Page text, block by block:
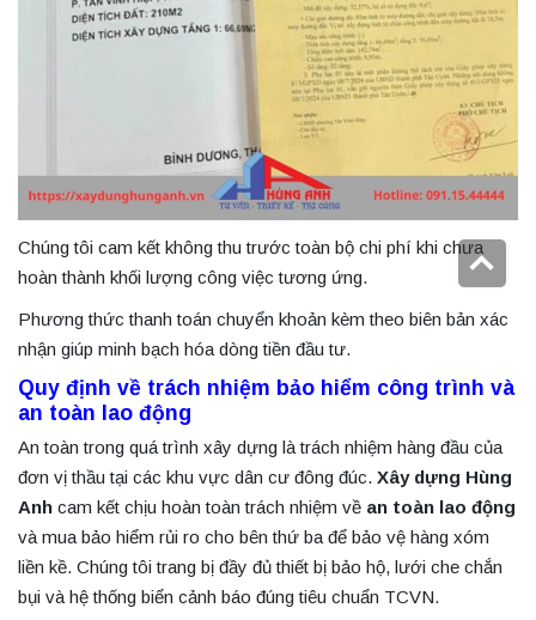
Chúng tôi cam kết không thu trước toàn bộ chi phí khi chưa
hoàn thành khối lượng công việc tương ứng.
Phương thức thanh toán chuyển khoản kèm theo biên bản xác
nhận giúp minh bạch hóa dòng tiền đầu tư.
Quy định về trách nhiệm bảo hiểm công trình và
an toàn lao động
An toàn trong quá trình xây dựng là trách nhiệm hàng đầu của
đơn vị thầu tại các khu vực dân cư đông đúc. Xây dựng Hùng
Anh cam kết chịu hoàn toàn trách nhiệm về an toàn lao động
và mua bảo hiểm rủi ro cho bên thứ ba để bảo vệ hàng xóm
liền kề. Chúng tôi trang bị đầy đủ thiết bị bảo hộ, lưới che chắn
bụi và hệ thống biển cảnh báo đúng tiêu chuẩn TCVN.